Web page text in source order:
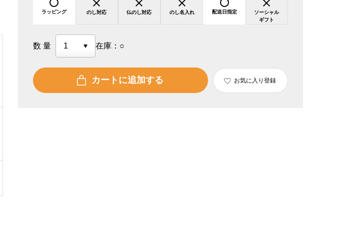
ラッピング のし対応 仏のし対応 のし名入れ 配送日指定
ソーシャル
ギフト
数量 在庫： ○
カートに追加する お気に入り登録